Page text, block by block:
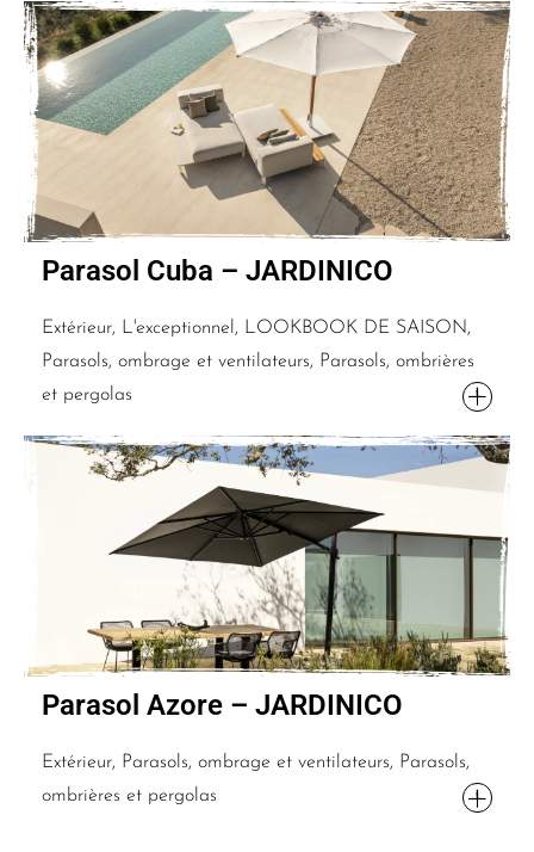
Parasol Cuba – JARDINICO
Extérieur, L'exceptionnel, LOOKBOOK DE SAISON,
Parasols, ombrage et ventilateurs, Parasols, ombrières
et pergolas
Parasol Azore – JARDINICO
Extérieur, Parasols, ombrage et ventilateurs, Parasols,
ombrières et pergolas